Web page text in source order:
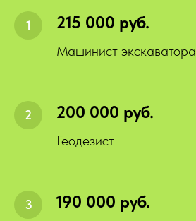
215 000 руб.
Машинист экскаватора
200 000 руб.
Геодезист
190 000 руб.